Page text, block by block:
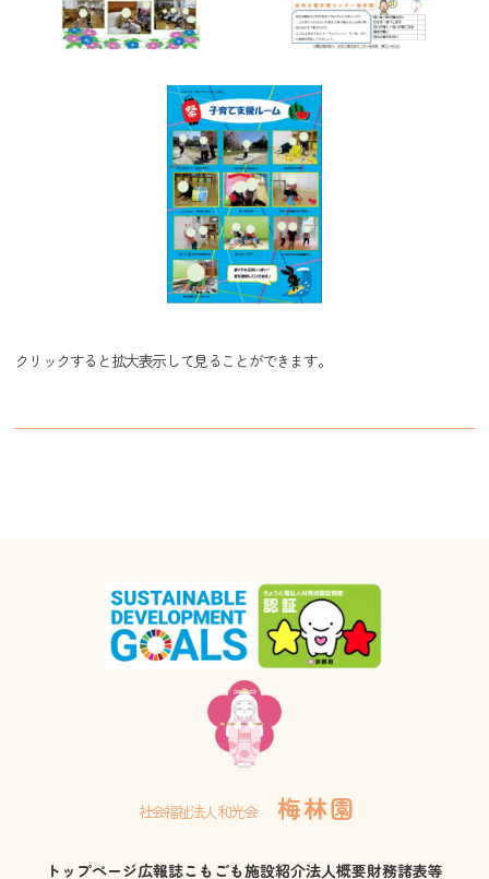
クリックすると拡大表示して見ることができます。
社会福祉法人 和光会梅 林 園
トップページ広報誌こもごも施設紹介法人概要財務諸表等